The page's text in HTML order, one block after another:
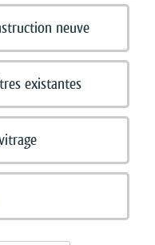
neuve
existantes